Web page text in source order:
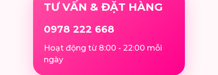
TƯ VẤN & ĐẶT HÀNG
0978 222 668
Hoạt động từ 8:00 - 22:00 mỗi
ngày